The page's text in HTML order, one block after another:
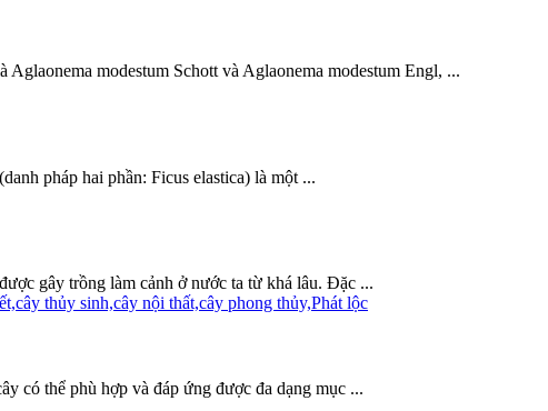
modestum Schott và Aglaonema modestum Engl, ...
pháp hai phần: Ficus elastica) là một ...
gây trồng làm cảnh ở nước ta từ khá lâu. Đặc ...
có thể phù hợp và đáp ứng được đa dạng mục ...